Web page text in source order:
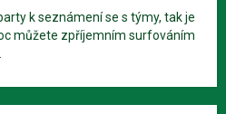
k seznámení se s týmy, tak je
můžete zpříjemním surfováním